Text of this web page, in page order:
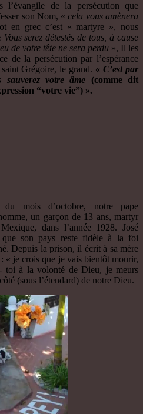
l’évangile de la persécution que
son Nom, «cela vous amènera
en grec c’est « martyre », nous
Vous serez détestés de tous, à cause
de votre tête ne sera perdu », Il les
de la persécution par l’espérance
Grégoire, le grand. « C’est par
sauverez votre âme (comme dit
“votre vie”) ».
mois d’octobre, notre pape
un garçon de 13 ans, martyr
dans l’année 1928. José
son pays reste fidèle à la foi
Depuis la prison, il écrit à sa mère
« je crois que je vais bientôt mourir,
toi à la volonté de Dieu, je meurs
(sous l’étendard) de notre Dieu.